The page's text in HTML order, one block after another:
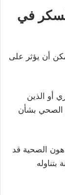
في
أن يؤثر على
أو الذين
الصحي بشأن
الصحية قد